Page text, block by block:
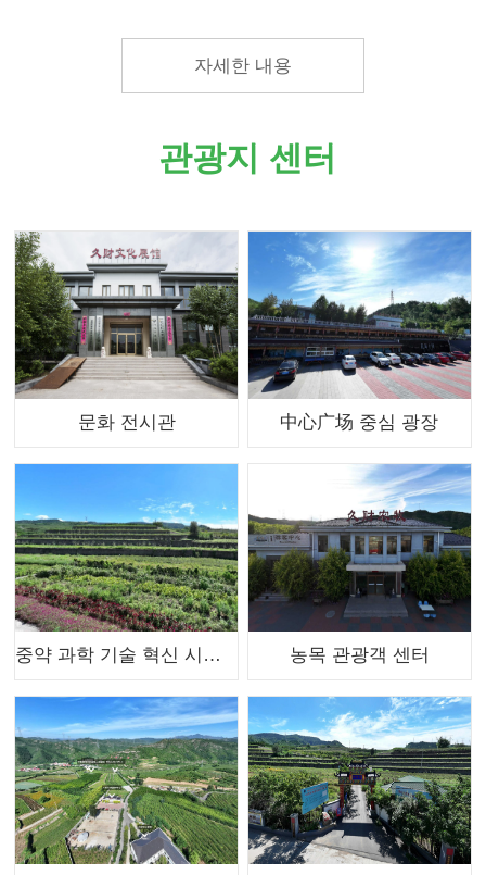
자세한 내용
관광지 센터
문화 전시관 中心广场 중심 광장
중약 과학 기술 혁신 시범 기지 농목 관광객 센터